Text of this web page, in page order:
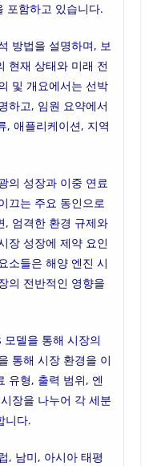
포함하고 있습니다.
방법을 설명하며, 보
현재 상태와 미래 전
및 개요에서는 선박
하고, 임원 요약에서
, 애플리케이션, 지역
의 성장과 이중 연료
끄는 주요 동인으로
, 엄격한 환경 규제와
장 성장에 제약 요인
소들은 해양 엔진 시
의 전반적인 영향을
델을 통해 시장의
통해 시장 환경을 이
유형, 출력 범위, 엔
장을 나누어 각 세분
니다.
, 남미, 아시아 태평